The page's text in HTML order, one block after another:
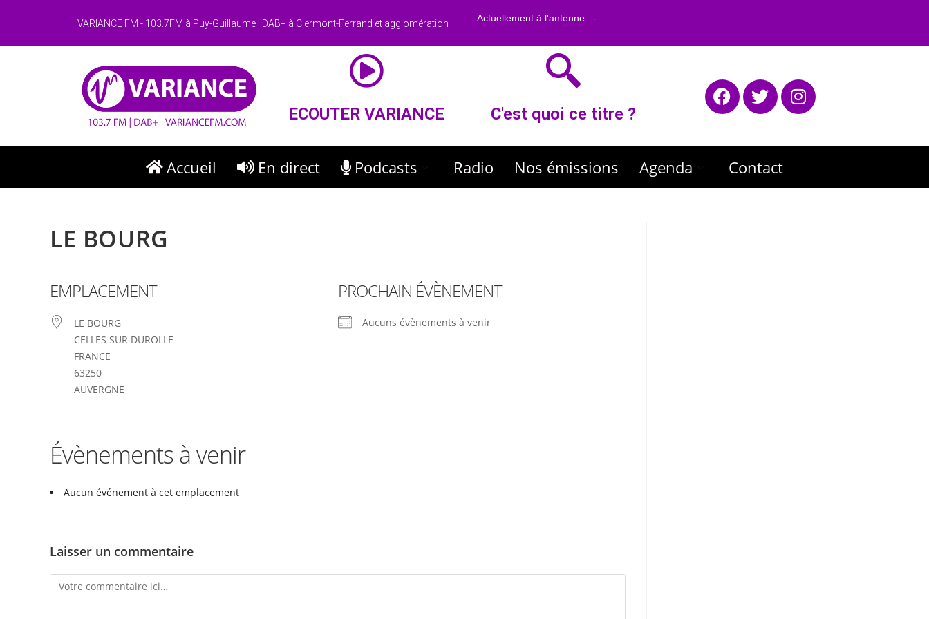
VARIANCE FM - 103.7FM à Puy-Guillaume | DAB+ à Clermont-Ferrand et agglomération
ECOUTER VARIANCE C'est quoi ce titre ?
Accueil En direct Podcasts Radio Nos émissions Agenda Contact
LE BOURG
EMPLACEMENT
LE BOURG
CELLES SUR DUROLLE
FRANCE
63250
AUVERGNE
PROCHAIN ÉVÈNEMENT
Aucuns évènements à venir
Évènements à venir
Aucun événement à cet emplacement
Laisser un commentaire